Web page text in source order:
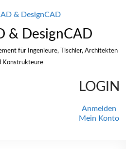
& DesignCAD
für Ingenieure, Tischler, Architekten
Konstrukteure
LOGIN
Anmelden
Mein Konto